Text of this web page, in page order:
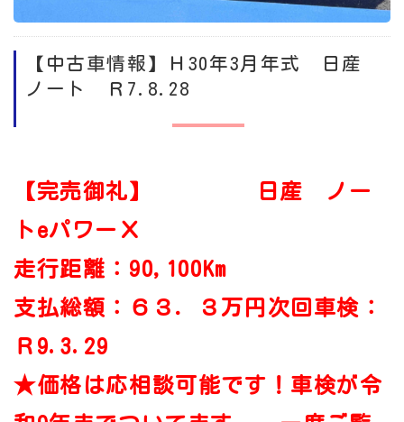
【中古車情報】Ｈ30年3月年式 日産
ノート Ｒ7.8.28
【完売御礼】 日産 ノー
トeパワーＸ
走行距離：90,100Km
支払総額：６３．３万円次回車検：
Ｒ9.3.29
★価格は応相談可能です！車検が令